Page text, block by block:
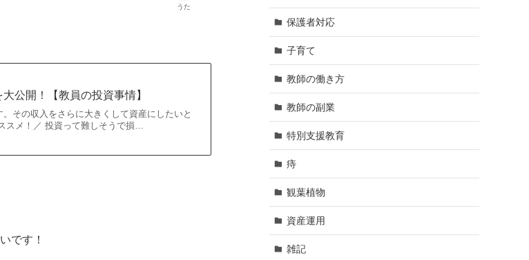
うた
公開！【教員の投資事情】
その収入をさらに大きくして資産にしたいと
スメ！／ 投資って難しそうで損…
です！
保護者対応
子育て
教師の働き方
教師の副業
特別支援教育
痔
観葉植物
資産運用
雑記